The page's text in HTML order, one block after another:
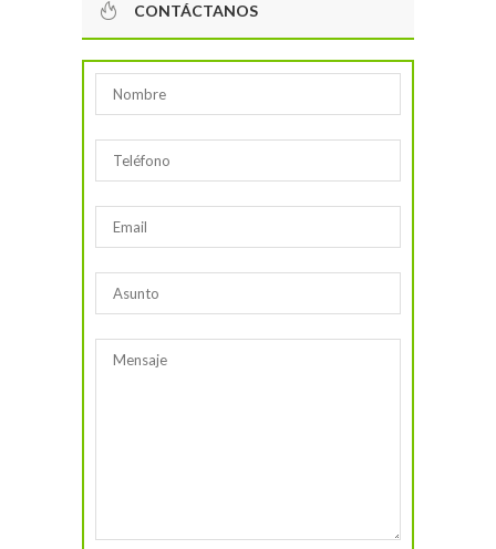
CONTÁCTANOS